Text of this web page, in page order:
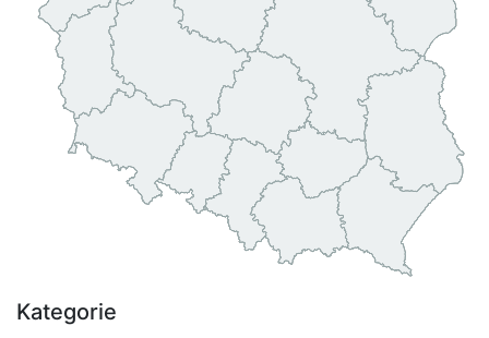
Kategorie